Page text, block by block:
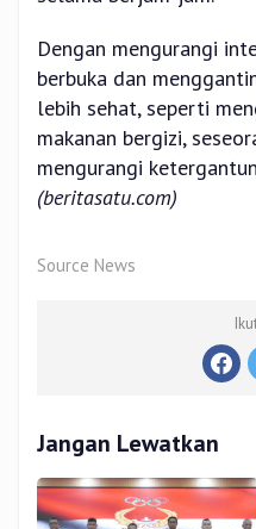
Dengan mengurangi
berbuka dan
lebih sehat, seperti
makanan bergizi,
mengurangi
(beritasatu.com)
Source News
Jangan Lewatkan